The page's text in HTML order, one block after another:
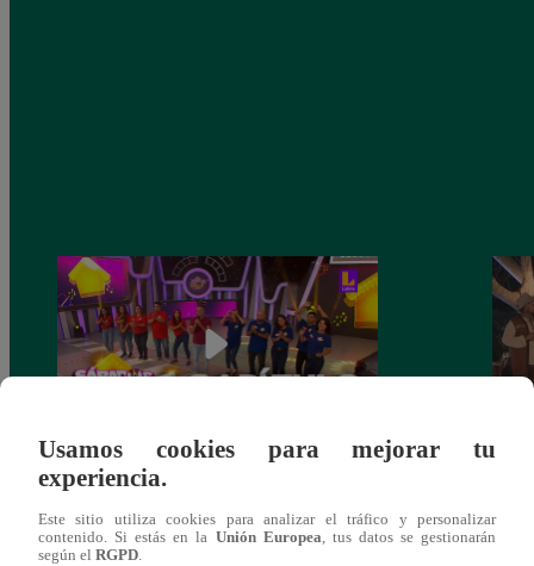
Sábados en Familia PROGRAMA
LATINA
Usamos cookies para mejorar tu
experiencia.
Este sitio utiliza cookies para analizar el tráfico y personalizar
contenido. Si estás en la Unión Europea, tus datos se gestionarán
según el RGPD.